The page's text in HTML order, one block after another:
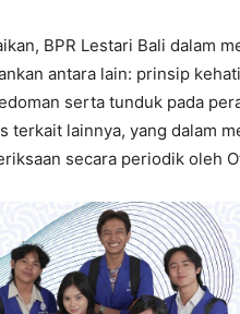
BPR Lestari Bali dalam
antara lain: prinsip
serta tunduk pada
terkait lainnya, yang dalam
secara periodik oleh